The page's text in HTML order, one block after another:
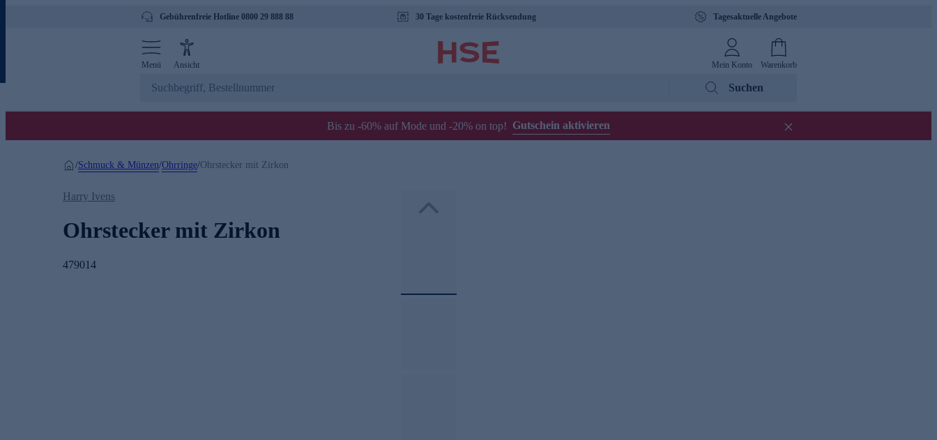
Gebührenfreie Hotline 0800 29 888 88 30 Tage kostenfreie Rücksendung Tagesaktuelle Angebote
Menü Ansicht Mein Konto Warenkorb
Suchen
Bis zu -60% auf Mode und -20% on top! Gutschein aktivieren
/Schmuck & Münzen/Ohrringe/Ohrstecker mit Zirkon
Harry Ivens
Ohrstecker mit Zirkon
479014